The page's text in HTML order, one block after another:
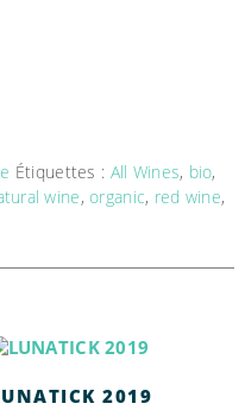
Étiquettes : All Wines, bio,
wine,organic, red wine,
2019